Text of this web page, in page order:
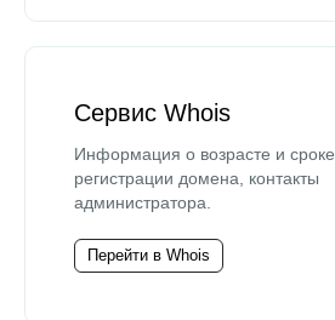
Сервис Whois
Информация о возрасте и сроке
регистрации домена, контакты
администратора.
Перейти в Whois